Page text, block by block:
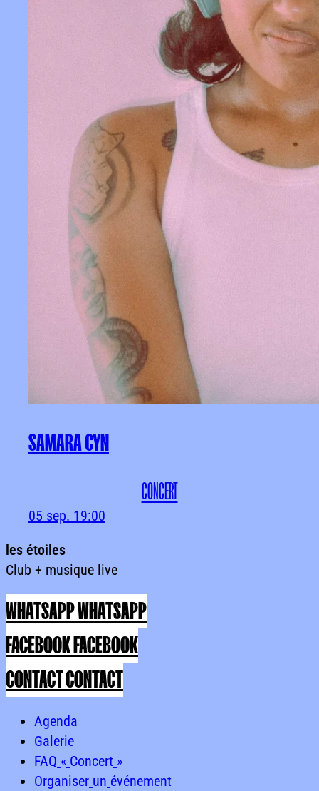
SAMARA CYN
CONCERT
05 sep. 19:00
les étoiles
Club + musique live
WHATSAPPWHATSAPP
FACEBOOK FACEBOOK
CONTACTCONTACT
Agenda
Agenda
GalerieGalerie
Galerie
FAQ « Concert »FAQ « Concert »
FAQ « Concert »
Organiser un événementOrganiser un événement